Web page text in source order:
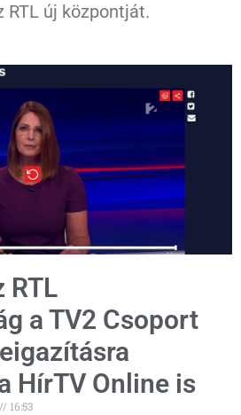
RTL új központját.
RTL
a TV2 Csoport
HírTV Online is
16:53